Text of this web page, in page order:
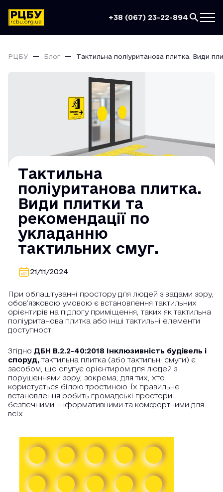
+38 (067) 23-22-894
РЦБУ Блог Тактильна поліуританова плитка. Види
Тактильна
поліуританова плитка.
Види плитки та
рекомендації по
укладанню
тактильних смуг.
21/11/2024
При облаштуванні простору для людей з вадами зору,
обов’язковою умовою є встановлення тактильних
орієнтирів на підлогу приміщення, таких як тактильна
поліуританова плитка або інші тактильні елементи
доступності.
Згідно ДБН В.2.2-40:2018 Інклюзивність будівель і
споруд, тактильна плитка (або тактильні смуги) є
засобом, що слугує орієнтиром для людей з
порушеннями зору, зокрема, для тих, хто
користується білою тростиною. Їх правильне
встановлення робить громадські простори
безпечними, інформативними та комфортними для
всіх.